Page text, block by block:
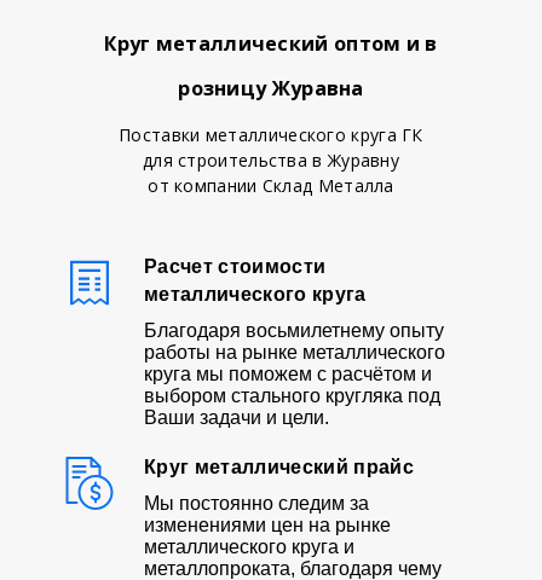
Круг металлический оптом и в
розницу Журавна
Поставки металлического круга ГК
для строительства в Журавну
от компании Склад Металла
Расчет стоимости
металлического круга
Благодаря восьмилетнему опыту
работы на рынке металлического
круга мы поможем с расчётом и
выбором стального кругляка под
Ваши задачи и цели.
Круг металлический прайс
Мы постоянно следим за
изменениями цен на рынке
металлического круга и
металлопроката, благодаря чему